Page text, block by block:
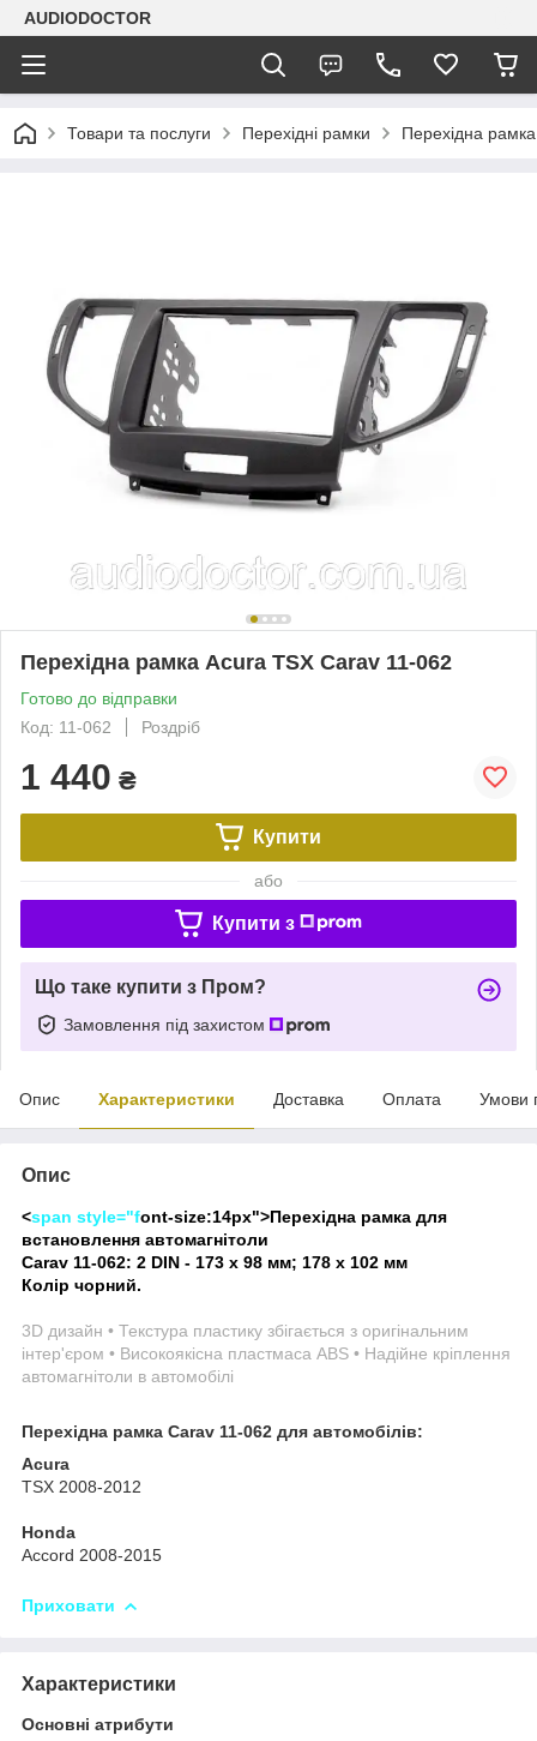
AUDIODOCTOR
Товари та послуги Перехідні рамки Перехідна
Перехідна рамка Acura TSX Carav 11-062
Готово до відправки
Код: 11-062
Роздріб
1 440 ₴
Купити
або
Купити з
Що таке купити з Пром?
Замовлення під захистом
Опис Характеристики Доставка Оплата Умови
Опис
<span style="font-size:14px">Перехідна рамка для
встановлення автомагнітоли
Carav 11-062: 2 DIN - 173 x 98 мм; 178 x 102 мм
Колір чорний.
3D дизайн • Текстура пластику збігається з оригінальним
інтер'єром • Високоякісна пластмаса ABS • Надійне кріплення
автомагнітоли в автомобілі
Перехідна рамка Carav 11-062 для автомобілів:
Acura
TSX 2008-2012
Honda
Accord 2008-2015
Приховати
Характеристики
Основні атрибути